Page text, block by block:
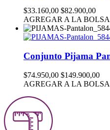
$33.160,00 $82.900,00
AGREGAR A LA BOLSA
Conjunto Pijama
$74.950,00 $149.900,00
AGREGAR A LA BOLSA